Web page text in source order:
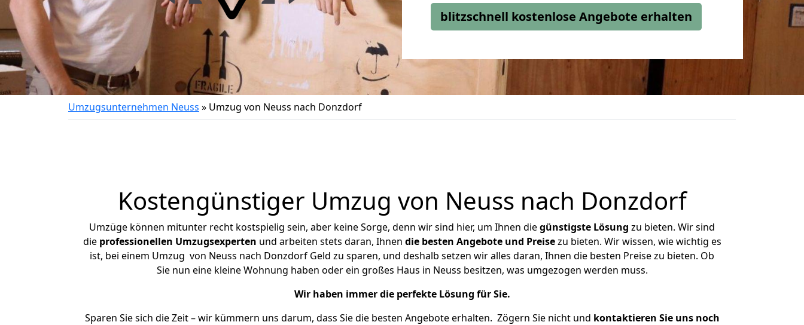
blitzschnell kostenlose Angebote erhalten
Umzugsunternehmen Neuss » Umzug von Neuss nach Donzdorf
Kostengünstiger Umzug von Neuss nach Donzdorf
Umzüge können mitunter recht kostspielig sein, aber keine Sorge, denn wir sind hier, um Ihnen diegünstigste Lösung zu bieten. Wir sind
die professionellen Umzugsexperten und arbeiten stets daran, Ihnen die besten Angebote und Preisezu bieten. Wir wissen, wie wichtig es
ist, bei einem Umzug von Neuss nach Donzdorf Geld zu sparen, und deshalb setzen wir alles daran, Ihnen die besten Preise zu bieten. Ob
Sie nun eine kleine Wohnung haben oder ein großes Haus in Neuss besitzen, was umgezogen werden muss.
Wir haben immer die perfekte Lösung für Sie.
Sparen Sie sich die Zeit – wir kümmern uns darum, dass Sie die besten Angebote erhalten. Zögern Sie nicht und kontaktieren Sie uns noch